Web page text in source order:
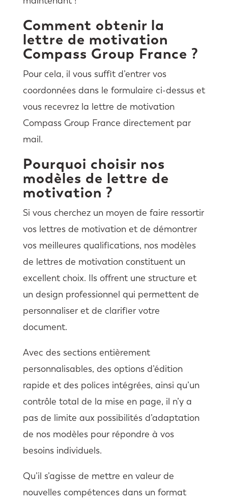
Comment obtenir la
lettre de motivation
Compass Group France ?
Pour cela, il vous suffit d’entrer vos
coordonnées dans le formulaire ci-dessus et
vous recevrez la lettre de motivation
Compass Group France directement par
mail.
Pourquoi choisir nos
modèles de lettre de
motivation ?
Si vous cherchez un moyen de faire ressortir
vos lettres de motivation et de démontrer
vos meilleures qualifications, nos modèles
de lettres de motivation constituent un
excellent choix. Ils offrent une structure et
un design professionnel qui permettent de
personnaliser et de clarifier votre
document.
Avec des sections entièrement
personnalisables, des options d’édition
rapide et des polices intégrées, ainsi qu’un
contrôle total de la mise en page, il n’y a
pas de limite aux possibilités d’adaptation
de nos modèles pour répondre à vos
besoins individuels.
Qu’il s’agisse de mettre en valeur de
nouvelles compétences dans un format